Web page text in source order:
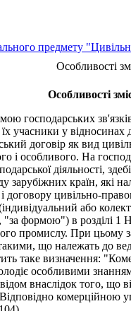
предмету
Особливості
Особливості
господарських
учасники у відносинах
договір як вид
і особливого. На
діяльності,
зарубіжних країн, які
договору цивільно-
або
формою") в розділі
промислу. При цьому
що належать до
таке визначення:
особливими
внаслідок того, що
комерційною